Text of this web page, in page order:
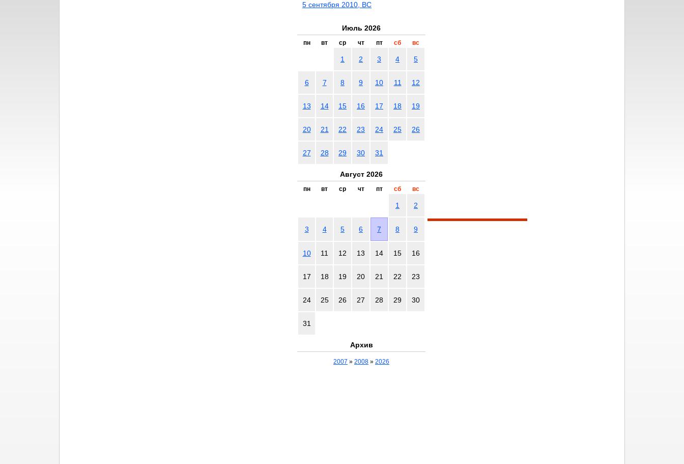
5 сентября 2010, ВС
Июль 2026
пн вт ср чт пт сб вс
1 2 3 4 5
6 7 8 9 10 11 12
13 14 15 16 17 18 19
20 21 22 23 24 25 26
27 28 29 30 31
Август 2026
пн вт ср чт пт сб вс
1 2
3 4 5 6 7 8 9
10 11 12 13 14 15 16
17 18 19 20 21 22 23
24 25 26 27 28 29 30
31
Архив
2007 » 2008 » 2026